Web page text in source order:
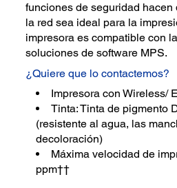
funciones de seguridad
la red sea ideal para la
impresora es compatible con
soluciones de software MPS.
¿Quiere que lo contactemos?
Impresora con Wireless/
Tinta: Tinta de pigmento
(resistente al agua, las
decoloración)
Máxima velocidad de
ppm††